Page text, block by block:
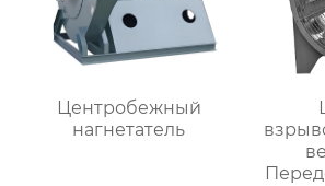
Центробежный
нагнетатель